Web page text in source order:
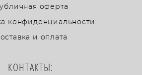
оферта
конфиденциальности
и оплата
КОНТАКТЫ: